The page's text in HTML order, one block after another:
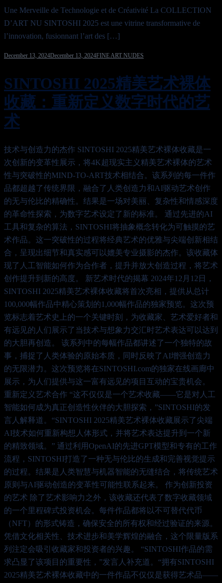
Une Merveille de Technologie et de Créativité La COLLECTION
D’ART NU SINTOSHI 2025 est une vitrine transformative de
l’innovation, fusionnant l’art des […]
December 13, 2024December 13, 2024FINE ART NUDES
SINTOSHI 2025精美艺术裸体
收藏：重新定义数字时代的艺
术
技术与创造力的杰作 SINTOSHI 2025精美艺术裸体收藏是一
次创新的变革性展示，将4K超现实主义精美艺术裸体的艺术
性与突破性的MIND-TO-ART技术相结合。该系列的每一件作
品都超越了传统界限，融合了人类创造力和AI驱动艺术创作
的无与伦比的精确性。结果是一场对美丽、复杂性和情感深度
的革命性探索，为数字艺术设定了新的标准。 通过先进的AI
工具和复杂的算法，SINTOSHI将抽象概念转化为可触摸的艺
术作品。这一突破性的过程将经典艺术的优雅与尖端创新相结
合，呈现出细节和真实感可以媲美专业摄影的杰作。该收藏体
现了人工智能如何作为合作者，提升并放大创造过程，将艺术
创作提升到新的高度。 新艺术时代的揭幕 2024年12月12日，
SINTOSHI 2025精美艺术裸体收藏将首次亮相，提供从总计
100,000幅作品中精心策划的1,000幅作品的独家预览。这次预
览标志着艺术史上的一个关键时刻，为收藏家、艺术爱好者和
有远见的人们展示了当技术与想象力交汇时艺术表达可以达到
的大胆再创造。 该系列中的每幅作品都讲述了一个独特的故
事，捕捉了人类体验的原始本质，同时反映了AI增强创造力
的无限潜力。这次预览将在SINTOSHI.com的独家在线画廊中
展示，为人们提供与这一富有远见的项目互动的宝贵机会。
重新定义艺术合作 “这不仅仅是一个艺术收藏——它是对人工
智能如何成为真正创造性伙伴的大胆探索，”SINTOSHI的发
言人解释道。“SINTOSHI 2025精美艺术裸体收藏展示了尖端
AI技术如何重新构想人体形式，并将艺术表达提升到一个新
的精致领域。” 通过利用OpenAI的先进GPT模型和专有的工作
流程，SINTOSHI打造了一种无与伦比的生成和完善视觉提示
的过程。结果是人类智慧与机器智能的无缝结合，将传统艺术
原则与AI驱动创造的变革性可能性联系起来。 作为创新投资
的艺术 除了艺术影响力之外，该收藏还代表了数字收藏领域
的一个里程碑式投资机会。每件作品都将以不可替代代币
（NFT）的形式铸造，确保安全的所有权和经过验证的来源。
凭借文化相关性、技术进步和美学辉煌的融合，这个限量版系
列注定会吸引收藏家和投资者的兴趣。 “SINTOSHI作品的需
求凸显了该项目的重要性，”发言人补充道。“拥有SINTOSHI
2025精美艺术裸体收藏中的一件作品不仅仅是获得艺术品——